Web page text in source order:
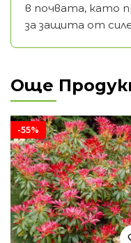
в почвата, като
за защита от
Още
-55%